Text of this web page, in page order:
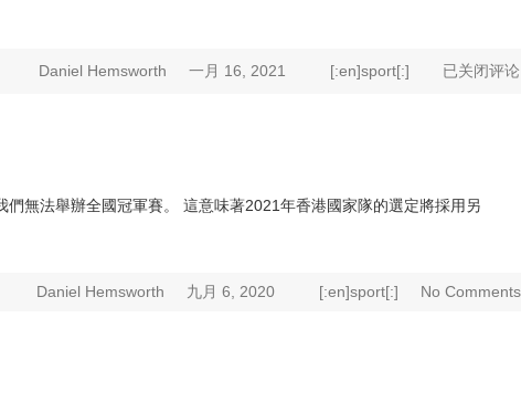
Daniel Hemsworth 一月 16, 2021 [:en]sport[:] 已关闭评论
無法舉辦全國冠軍賽。 這意味著2021年香港國家隊的選定將採用另
Daniel Hemsworth 九月 6, 2020 [:en]sport[:] No